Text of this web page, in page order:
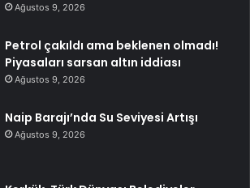
Ağustos 9, 2026
Petrol çakıldı ama beklenen olmadı!
Piyasaları sarsan altın iddiası
Ağustos 9, 2026
Naip Barajı’nda Su Seviyesi Artışı
Ağustos 9, 2026